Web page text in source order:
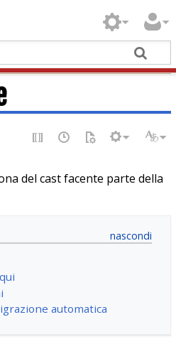
del cast facente parte della
automatica